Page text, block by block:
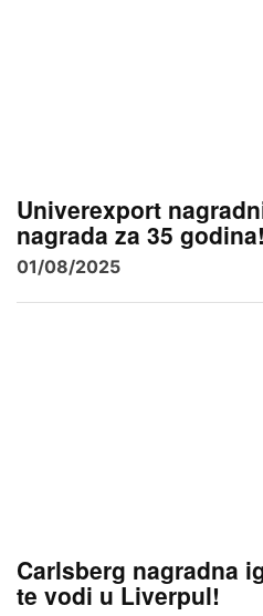
Univerexport
nagrada za 35 godina!
01/08/2025
Carlsberg nagradna
te vodi u Liverpul!